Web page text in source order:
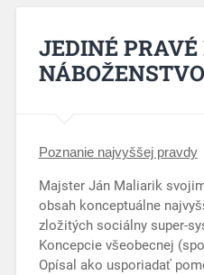
JEDINÉ
NÁBOŽENSTVO
Poznanie najvyššej pravdy
Majster Ján Maliarik
obsah konceptuálne
zložitých sociálny super-
Koncepcie všeobecnej
Opísal ako usporiadať